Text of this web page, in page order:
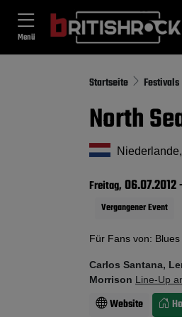
Menü
Startseite Festivals
North
Freitag, 06.07.2012
Vergangener Event
Für Fans von:
Carlos Santana,
Morrison Line-Up
Website